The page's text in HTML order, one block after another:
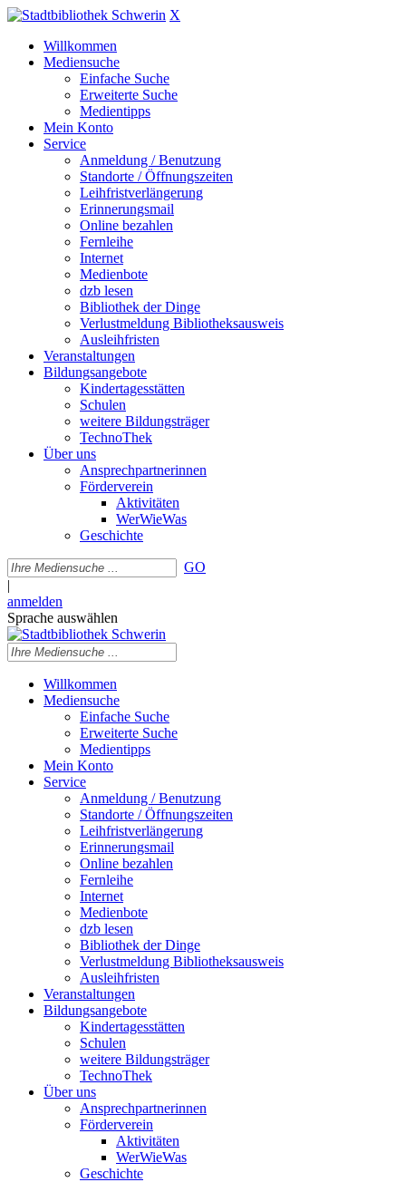
X
Willkommen
Mediensuche
Einfache Suche
Erweiterte Suche
Medientipps
Mein Konto
Service
Anmeldung / Benutzung
Standorte / Öffnungszeiten
Leihfristverlängerung
Erinnerungsmail
Online bezahlen
Fernleihe
Internet
Medienbote
dzb lesen
Bibliothek der Dinge
Verlustmeldung Bibliotheksausweis
Ausleihfristen
Veranstaltungen
Bildungsangebote
Kindertagesstätten
Schulen
weitere Bildungsträger
TechnoThek
Über uns
Ansprechpartnerinnen
Förderverein
Aktivitäten
WerWieWas
Geschichte
GO
|
anmelden
Sprache auswählen
Willkommen
Mediensuche
Einfache Suche
Erweiterte Suche
Medientipps
Mein Konto
Service
Anmeldung / Benutzung
Standorte / Öffnungszeiten
Leihfristverlängerung
Erinnerungsmail
Online bezahlen
Fernleihe
Internet
Medienbote
dzb lesen
Bibliothek der Dinge
Verlustmeldung Bibliotheksausweis
Ausleihfristen
Veranstaltungen
Bildungsangebote
Kindertagesstätten
Schulen
weitere Bildungsträger
TechnoThek
Über uns
Ansprechpartnerinnen
Förderverein
Aktivitäten
WerWieWas
Geschichte